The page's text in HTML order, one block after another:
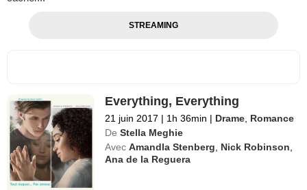
STREAMING
Everything, Everything
21 juin 2017 | 1h 36min | Drame Romance
De Stella Meghie
Avec Amandla Stenberg Nick Robinson
Ana de la Reguera